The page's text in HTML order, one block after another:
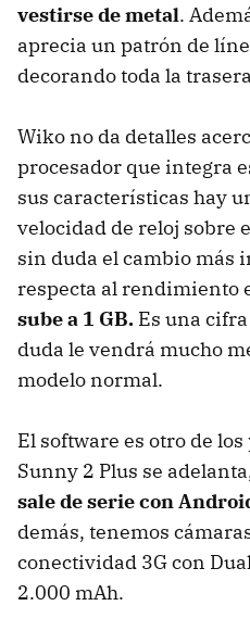
vestirse de metal.
aprecia un patrón de
decorando toda la
Wiko no da detalles
procesador que integra
sus características hay
velocidad de reloj sobre
sin duda el cambio más
respecta al rendimiento
sube a 1 GB. Es una
duda le vendrá mucho
modelo normal.
El software es otro de
Sunny 2 Plus se
sale de serie con
demás, tenemos
conectividad 3G con
2.000 mAh.